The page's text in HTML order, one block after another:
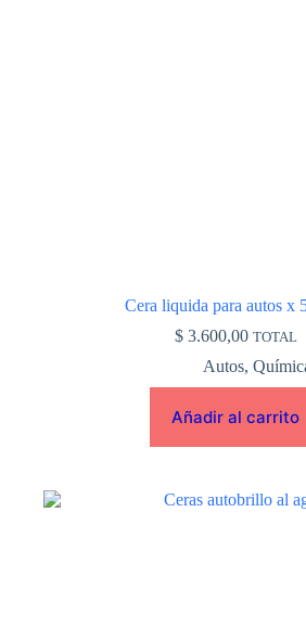
Cera liquida para autos x
$3.600,00 TOTAL
Autos,
Añadir al carrito
Este